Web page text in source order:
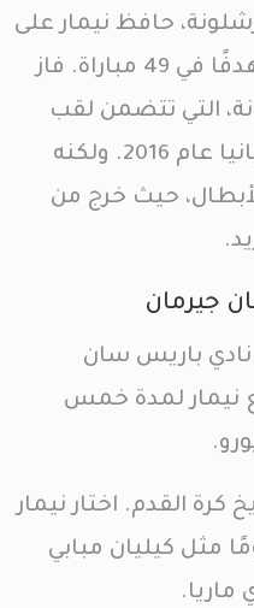
حافظ نيمار على
مستواه العالي، وسجل 31 هدفًا في 49 مباراة. فاز
التي تتضمن لقب
الدوري الإسباني وكأس إسبانيا عام 2016. ولكنه
حيث خرج من
جيرمان
2017، أعلن نادي باريس سان
نيمار لمدة خمس
كرة القدم. اختار نيمار
مثل كيليان مبابي
ماريا.